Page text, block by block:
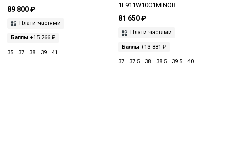
89 800 ₽
Плати частями
Баллы +15 266 ₽
35 37 38 39 41
1F911W1001MINOR
81 650 ₽
Плати частями
Баллы+13 881 ₽
37 37.5 38 38.5 39.5 40